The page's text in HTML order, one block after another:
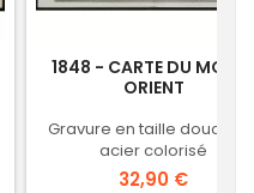
1848 - CARTE DU MOYEN
ORIENT
Gravure en taille douce
acier colorisé
Prix
32,90 €